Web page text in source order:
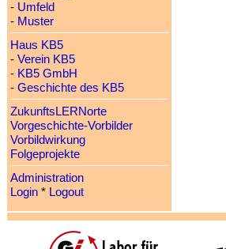
- Umfeld
- Muster
Haus KB5
- Verein KB5
- KB5 GmbH
- Geschichte des KB5
ZukunftsLERNorte
Vorgeschichte-Vorbilder
Vorbildwirkung
Folgeprojekte
Administration
Login* Logout